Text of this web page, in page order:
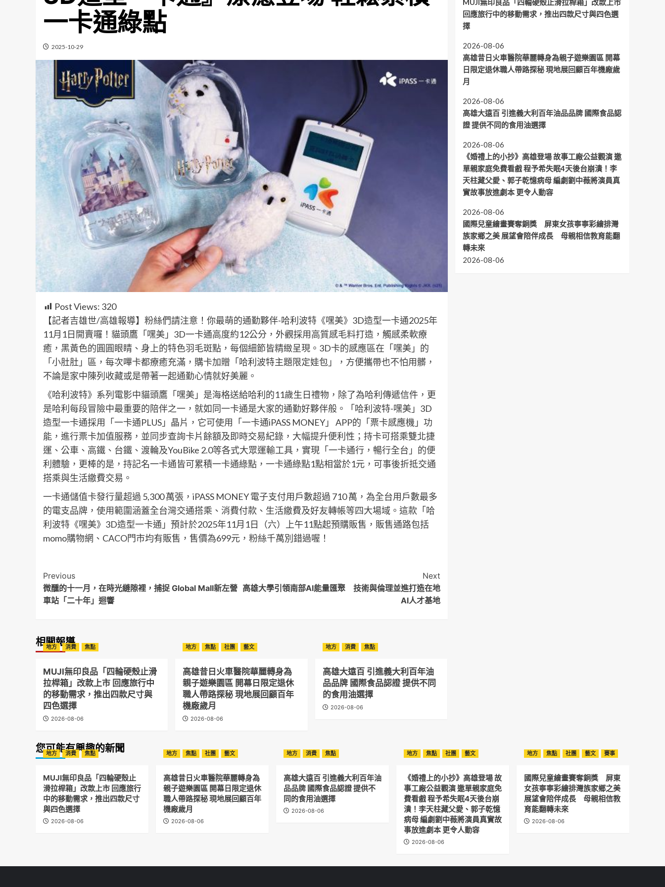
一卡通綠點
2025-10-29
Post Views: 320
【記者吉雄世/高雄報導】粉絲們請注意！你最萌的通勤夥伴-哈利波特《嘿美》3D造型一卡通2025年
11月1日開賣囉！貓頭鷹「嘿美」3D一卡通高度約12公分，外觀採用高質感毛料打造，觸感柔軟療
癒，黑黃色的圓圓眼睛、身上的特色羽毛斑點，每個細節皆精緻呈現。3D卡的感應區在「嘿美」的
「小肚肚」區，每次嗶卡都療癒充滿，購卡加贈「哈利波特主題限定娃包」，方便攜帶也不怕用髒，
不論是家中陳列收藏或是帶著一起通勤心情就好美麗。
《哈利波特》系列電影中貓頭鷹「嘿美」是海格送給哈利的11歲生日禮物，除了為哈利傳遞信件，更
是哈利每段冒險中最重要的陪伴之一，就如同一卡通是大家的通勤好夥伴般。「哈利波特-嘿美」3D
造型一卡通採用「一卡通PLUS」晶片，它可使用「一卡通iPASS MONEY」 APP的「票卡感應機」功
能，進行票卡加值服務，並同步查詢卡片餘額及即時交易紀錄，大幅提升便利性；持卡可搭乘雙北捷
運、公車、高鐵、台鐵、渡輪及YouBike 2.0等各式大眾運輸工具，實現「一卡通行，暢行全台」的便
利體驗，更棒的是，持記名一卡通皆可累積一卡通綠點，一卡通綠點1點相當於1元，可事後折抵交通
搭乘與生活繳費交易。
一卡通儲值卡發行量超過 5,300 萬張，iPASS MONEY 電子支付用戶數超過 710 萬，為全台用戶數最多
的電支品牌，使用範圍涵蓋全台灣交通搭乘、消費付款、生活繳費及好友轉帳等四大場域。這款「哈
利波特《嘿美》3D造型一卡通」預計於2025年11月1日（六）上午11點起預購販售，販售通路包括
momo購物網、CACO門市均有販售，售價為699元，粉絲千萬別錯過喔！
Post
Navigation
Previous
微醺的十一月，在時光縫隙裡，捕捉 Global Mall新左營
車站「二十年」迴響
Next
高雄大學引領南部AI能量匯聚 技術與倫理並進打造在地
AI人才基地
相關報導
地方 消費 焦點
MUJI無印良品「四輪硬殼止滑
拉桿箱」改款上市 回應旅行中
的移動需求，推出四款尺寸與
四色選擇
2026-08-06
地方 焦點 社團 藝文
高雄昔日火車醫院華麗轉身為
親子遊樂園區 開幕日限定退休
職人帶路探秘 現地展回顧百年
機廠歲月
2026-08-06
地方 消費 焦點
高雄大遠百 引進義大利百年油
品品牌 國際食品認證 提供不同
的食用油選擇
2026-08-06
MUJI無印良品「四輪硬殼止滑拉桿箱」改款上市
回應旅行中的移動需求，推出四款尺寸與四色選
擇
2026-08-06
高雄昔日火車醫院華麗轉身為親子遊樂園區 開幕
日限定退休職人帶路探秘 現地展回顧百年機廠歲
月
2026-08-06
高雄大遠百 引進義大利百年油品品牌 國際食品認
證 提供不同的食用油選擇
2026-08-06
《婚禮上的小抄》高雄登場 故事工廠公益觀演 邀
單親家庭免費看戲 程予希失眠4天後台崩潰！李
天柱藏父愛、郭子乾憶病母 編劇劉中薇將演員真
實故事放進劇本 更令人動容
2026-08-06
國際兒童繪畫賽奪銅獎 屏東女孩寧寧彩繪排灣
族家鄉之美 展望會陪伴成長 母親相信教育能翻
轉未來
2026-08-06
您可能有興趣的新聞
地方 消費 焦點
MUJI無印良品「四輪硬殼止
滑拉桿箱」改款上市 回應旅行
中的移動需求，推出四款尺寸
與四色選擇
2026-08-06
地方 焦點 社團 藝文
高雄昔日火車醫院華麗轉身為
親子遊樂園區 開幕日限定退休
職人帶路探秘 現地展回顧百年
機廠歲月
2026-08-06
地方 消費 焦點
高雄大遠百 引進義大利百年油
品品牌 國際食品認證 提供不
同的食用油選擇
2026-08-06
地方 焦點 社團 藝文
《婚禮上的小抄》高雄登場 故
事工廠公益觀演 邀單親家庭免
費看戲 程予希失眠4天後台崩
潰！李天柱藏父愛、郭子乾憶
病母 編劇劉中薇將演員真實故
事放進劇本 更令人動容
2026-08-06
地方 焦點 社團 藝文 賽事
國際兒童繪畫賽奪銅獎 屏東
女孩寧寧彩繪排灣族家鄉之美
展望會陪伴成長 母親相信教
育能翻轉未來
2026-08-06